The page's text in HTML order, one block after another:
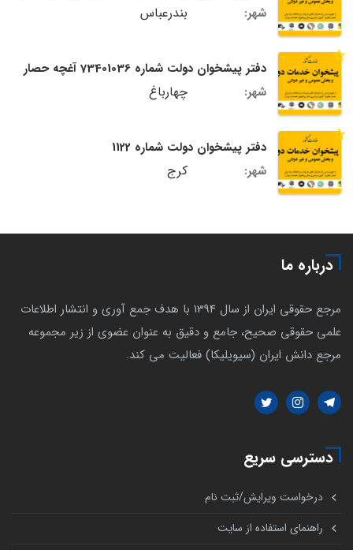
شهر:
بندرعباس
دفتر پیشخوان دولت شماره 73401036 آغچه حصار
شهر:
چهارباغ
دفتر پیشخوان دولت شماره 1122
شهر:
کرج
درباره ما
مرجع حقوقی ایران از سال 1394 با هدف جمع آوری و انتشار اطلاعات
علمی حقوقی صحیح، جامع و دقیق به عنوان عضوی از زیر مجموعه
مرجع دانش ایران (سیویلیکا) فعالیت می کند.
دسترسی سریع
درخواست ویرایش/ثبت نام
راهنمای استفاده از سایت